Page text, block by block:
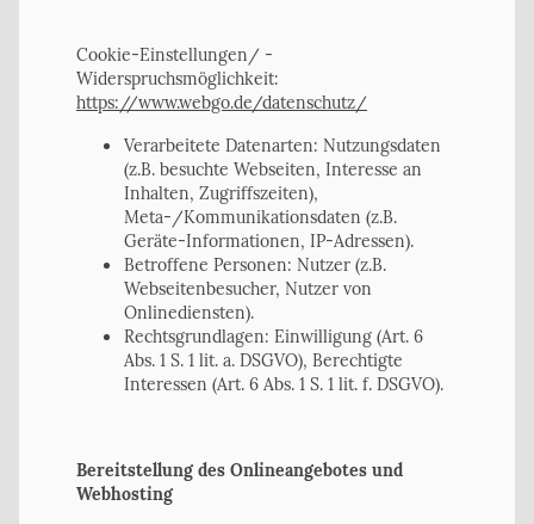
Cookie-Einstellungen/ -
Widerspruchsmöglichkeit:
https://www.webgo.de/datenschutz/
Verarbeitete Datenarten: Nutzungsdaten
(z.B. besuchte Webseiten, Interesse an
Inhalten, Zugriffszeiten),
Meta-/Kommunikationsdaten (z.B.
Geräte-Informationen, IP-Adressen).
Betroffene Personen: Nutzer (z.B.
Webseitenbesucher, Nutzer von
Onlinediensten).
Rechtsgrundlagen: Einwilligung (Art. 6
Abs. 1 S. 1 lit. a. DSGVO), Berechtigte
Interessen (Art. 6 Abs. 1 S. 1 lit. f. DSGVO).
Bereitstellung des Onlineangebotes und
Webhosting